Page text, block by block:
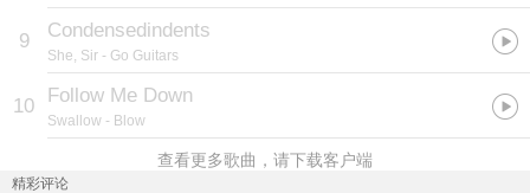
9 Condensedindents
She, Sir - Go Guitars
10 Follow Me Down
Swallow - Blow
查看更多歌曲，请下载客户端
精彩评论